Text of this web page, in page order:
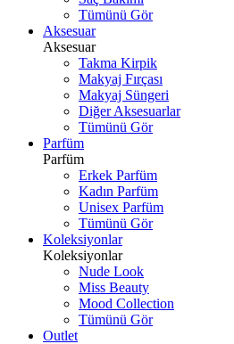
Tümünü Gör
Aksesuar
Aksesuar
Takma Kirpik
Makyaj Fırçası
Makyaj Süngeri
Diğer Aksesuarlar
Tümünü Gör
Parfüm
Parfüm
Erkek Parfüm
Kadın Parfüm
Unisex Parfüm
Tümünü Gör
Koleksiyonlar
Koleksiyonlar
Nude Look
Miss Beauty
Mood Collection
Tümünü Gör
Outlet